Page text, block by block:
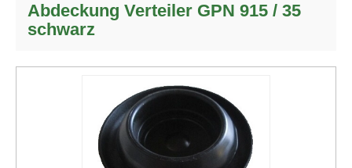
Abdeckung Verteiler GPN 915 / 35
schwarz